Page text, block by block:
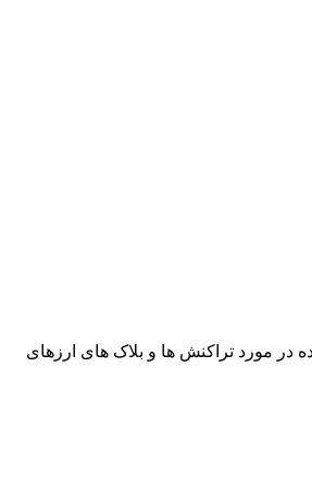
در مورد تراکنش ها و بلاک های ارزهای